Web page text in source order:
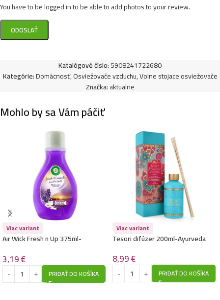
You have to be logged in to be able to add photos to your review.
Katalógové číslo:5908241722680
Kategórie:Domácnosť,Osviežovače vzduchu,Volne stojace osviežovače
Značka:aktualne
Mohlo by sa Vám páčiť
Viac variant
Air Wick Fresh n Up 375ml-
3,19€
PRIDAŤ DO KOŠÍKA
Viac variant
Tesori difúzer 200ml-Ayurveda
8,99€
PRIDAŤ DO KOŠÍKA